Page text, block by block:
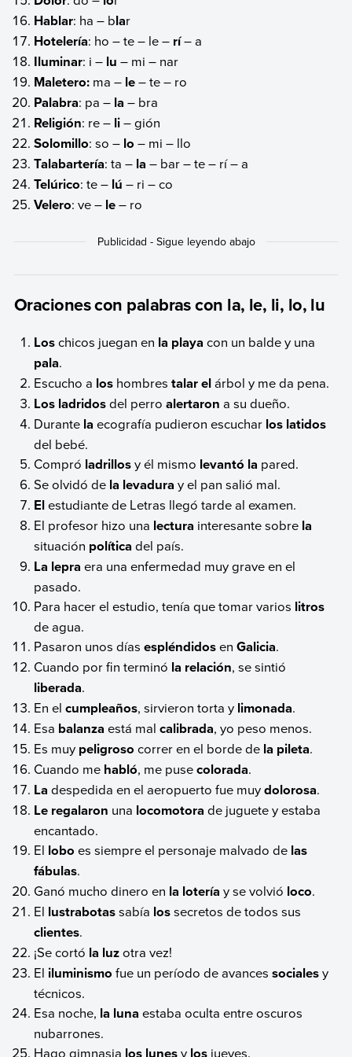
Hablar: ha – blar
Hotelería: ho – te – le – rí– a
Iluminar: i – lu – mi – nar
Maletero: ma – le– te – ro
Palabra: pa – la – bra
Religión: re – li– gión
Solomillo: so – lo – mi – llo
Talabartería: ta – la – bar – te – rí – a
Telúrico: te – lú – ri – co
Velero: ve – le– ro
Oraciones con palabras con la, le, li, lo, lu
Loschicos juegan en la playa con un balde y una
pala.
Escucho a los hombrestalar elárbol y me da pena.
Los ladridosdel perroalertaron a su dueño.
Durante la ecografía pudieron escuchar los latidos
del bebé.
Compró ladrillosy él mismo levantó la pared.
Se olvidó de la levadura y el pan salió mal.
Elestudiante de Letras llegó tarde al examen.
El profesor hizo una lectura interesante sobre la
situación política del país.
La lepra era una enfermedad muy grave en el
pasado.
Para hacer el estudio, tenía que tomar varios litros
de agua.
Pasaron unos díasespléndidosenGalicia.
Cuando por fin terminó la relación, se sintió
liberada.
En elcumpleaños, sirvieron torta y limonada.
Esa balanza está malcalibrada, yo peso menos.
Es muy peligroso correr en el borde de la pileta.
Cuando me habló, me pusecolorada.
La despedida en el aeropuerto fue muydolorosa.
Le regalaron una locomotora de juguete y estaba
encantado.
El lobo es siempre el personaje malvado de las
fábulas.
Ganó mucho dinero en la lotería y se volvió loco.
El lustrabotassabía lossecretos de todos sus
clientes.
¡Se cortó la luzotra vez!
El iluminismo fue un período de avancessocialesy
técnicos.
Esa noche, la luna estaba oculta entre oscuros
nubarrones.
Hago gimnasia los lunesy los jueves.